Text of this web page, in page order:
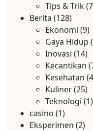
Tips & Trik
Berita (128)
Ekonomi (9)
Gaya Hidup
Inovasi (14)
Kecantikan
Kesehatan
Kuliner(25)
Teknologi (1)
casino (1)
Eksperimen (2)